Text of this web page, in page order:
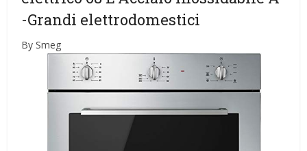
-Grandi elettrodomestici
By Smeg